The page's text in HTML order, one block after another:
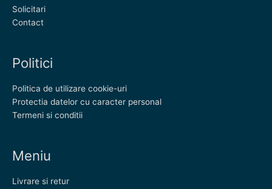
Solicitari
Contact
Politici
Politica de utilizare cookie-uri
Protectia datelor cu caracter personal
Termeni si conditii
Meniu
Livrare si retur